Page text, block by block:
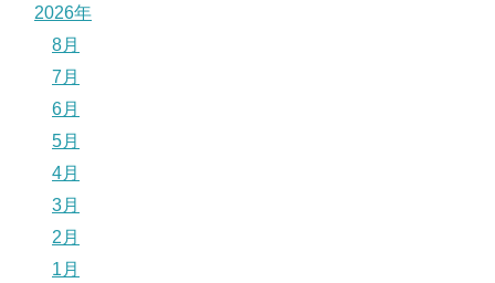
2026年
8月
7月
6月
5月
4月
3月
2月
1月